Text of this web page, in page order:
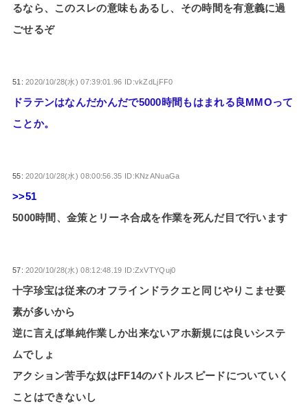
るなら、このスレの意味もあるし、その時間を有意義に過
ごせるぞ
51:2020/10/28(水) 07:39:01.96 ID:vkZdLjFF0
ドラテンはなんだかんだで5000時間もはまれる良MMOって
ことか。
55:2020/10/28(水) 08:00:56.35 ID:KNzANuaGa
>>51
5000時間、金策とリーネ合成を作業を死んだ目で行います
57:2020/10/28(水) 08:12:48.19 ID:ZxVTYQuj0
十字珍宝は従来のオフラインドラクエと同じやりこませ要
素が多いから
逆に言えば単純作業しか出来ないアホ新規には良いシステ
ムでしょ
アクション苦手な奴はFF14のバトルスピードについていく
ことはできないし